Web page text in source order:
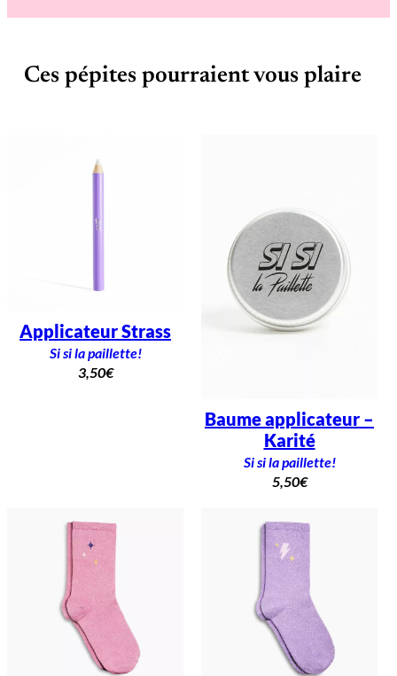
Ces pépites pourraient vous plaire
Applicateur Strass
Si si la paillette!
3,50€
Baume applicateur –
Karité
Si si la paillette!
5,50€